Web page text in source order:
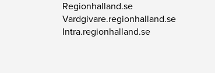
Regionhalland.se
Vardgivare.regionhalland.se
Intra.regionhalland.se